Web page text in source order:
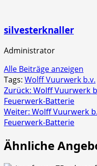
silvesterknaller
Administrator
Alle Beiträge anzeigen
Tags: Wolff Vuurwerk b.v.
Zurück: Wolff Vuurwerk
Feuerwerk-Batterie
Weiter: Wolff Vuurwerk
Feuerwerk-Batterie
Ähnliche